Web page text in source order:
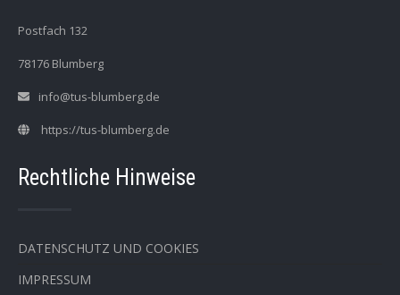
Postfach 132
78176 Blumberg
info@tus-blumberg.de
https://tus-blumberg.de
Rechtliche Hinweise
DATENSCHUTZ UND COOKIES
IMPRESSUM